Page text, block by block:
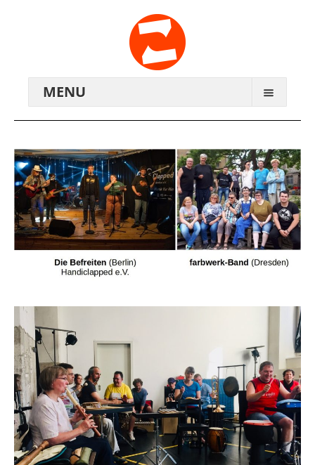
MENU
ARCHIV
WIR ÜBER UNS
ANREISE
KONTAKTE
ZENTRALWERK E.V.
DER ORT UND SEINE GESCHICHTE
UNSER POLITISCHES SELBSTVERSTÄNDNIS
NACHHALTIGKEIT UND KLIMASCHUTZ
WE ARE MEMBERS OF TRANS EUROPE HALLES
BAUTAGEBUCH